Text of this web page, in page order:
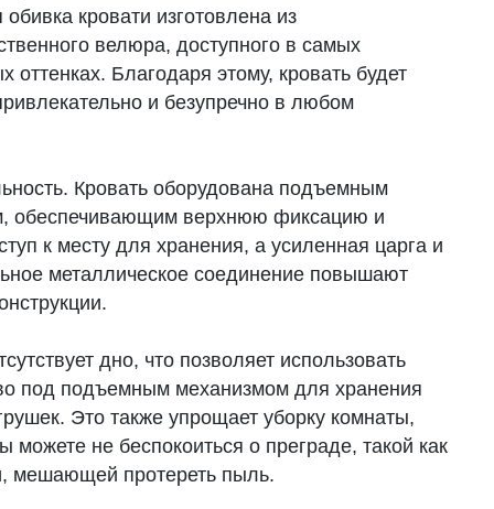
кровати изготовлена из
велюра, доступного в самых
оттенках. Благодаря этому, кровать будет
и безупречно в любом
Кровать оборудована подъемным
обеспечивающим верхнюю фиксацию и
к месту для хранения, а усиленная царга и
металлическое соединение повышают
дно, что позволяет использовать
под подъемным механизмом для хранения
Это также упрощает уборку комнаты,
можете не беспокоиться о преграде, такой как
мешающей протереть пыль.